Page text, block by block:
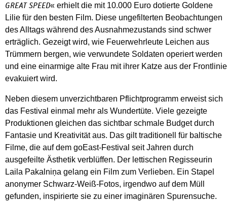
GREAT SPEED« erhielt die mit 10.000 Euro dotierte Goldene
Lilie für den besten Film. Diese ungefilterten Beobachtungen
des Alltags während des Ausnahmezustands sind schwer
erträglich. Gezeigt wird, wie Feuerwehrleute Leichen aus
Trümmern bergen, wie verwundete Soldaten operiert werden
und eine einarmige alte Frau mit ihrer Katze aus der Frontlinie
evakuiert wird.
Neben diesem unverzichtbaren Pflichtprogramm erweist sich
das Festival einmal mehr als Wundertüte. Viele gezeigte
Produktionen gleichen das sichtbar schmale Budget durch
Fantasie und Kreativität aus. Das gilt traditionell für baltische
Filme, die auf dem goEast-Festival seit Jahren durch
ausgefeilte Ästhetik verblüffen. Der lettischen Regisseurin
Laila Pakalniņa gelang ein Film zum Verlieben. Ein Stapel
anonymer Schwarz-Weiß-Fotos, irgendwo auf dem Müll
gefunden, inspirierte sie zu einer imaginären Spurensuche.